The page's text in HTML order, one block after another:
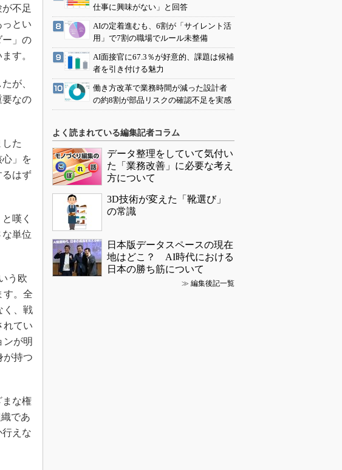
不足
とい
ー」の
す。
が、
要なの
た
」を
るはず
嘆く
単位
う欧
す。全
く、戦
れてい
ンが明
が持つ
な権
であ
えな
仕事に興味がない」と回答
AIの定着進むも、6割が「サイレント活
用」で7割の職場でルール未整備
AI面接官に67.3％が好意的、課題は候補
者を引き付ける魅力
働き方改革で業務時間が減った設計者
の約8割が部品リスクの確認不足を実感
よく読まれている編集記者コラム
データ整理をしていて気付い
た「業務改善」に必要な考え
方について
3D技術が変えた「靴選び」
の常識
日本版データスペースの現在
地はどこ？ AI時代における
日本の勝ち筋について
≫ 編集後記一覧